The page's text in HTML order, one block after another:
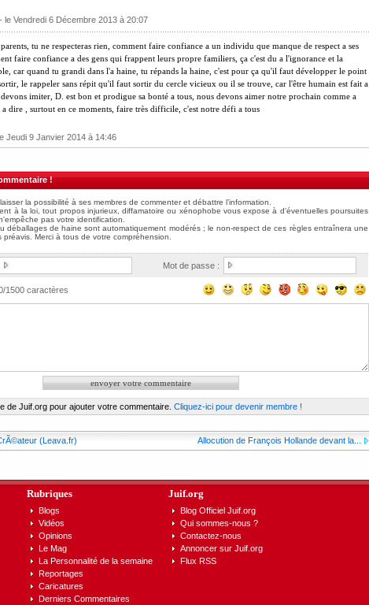
le Vendredi 6 Décembre 2013 à 20:07
parents, tu ne respecteras rien, comment faire confiance a un individu que manque de respect a ses
faire confiance a des gens qui frappent leurs propre familiers, ça c'est du a l'ignorance et la
car quand tu grandi dans l'a haine, tu répands la haine, c'est pour ça qu'il faut développer le point
le rappeler sans répit qu'il faut sortir du cercle vicieux ou il se trouve, car l'être humain est fait a
imiter, D. est bon et prodigue sa bonté a tous, nous devons aimer notre prochain comme a
a dire , surtout en ce moments, faire très difficile, c'est notre défi a tous
Jeudi 9 Janvier 2014 à 14:46
!
Mot de passe :
/1500 caractères
de Juif.org pour ajouter votre commentaire. Cliquez-ici pour devenir membre !
(Leava.fr) Allocution de François Hollande devant la...
Rubriques
Blogs
Vidéos
Opinions
Le Mag
La Personnalité de la semaine
Reportages
Caricatures
Derniers Commentaires
Juif.org
Blog Officiel Juif.org
Qui sommes-nous ?
Contactez-nous
Annoncer sur Juif.org
Flux RSS